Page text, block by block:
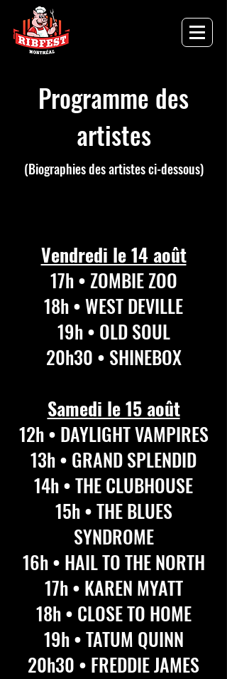
Programme des
artistes
(Biographies des artistes ci-dessous)
Vendredi le 14 août
17h • ZOMBIE ZOO
18h • WEST DEVILLE
19h • OLD SOUL
20h30 • SHINEBOX
Samedi le 15 août
12h • DAYLIGHT VAMPIRES
13h • GRAND SPLENDID
14h • THE CLUBHOUSE
15h • THE BLUES
SYNDROME
16h • HAIL TO THE NORTH
17h • KAREN MYATT
18h • CLOSE TO HOME
19h • TATUM QUINN
20h30 • FREDDIE JAMES